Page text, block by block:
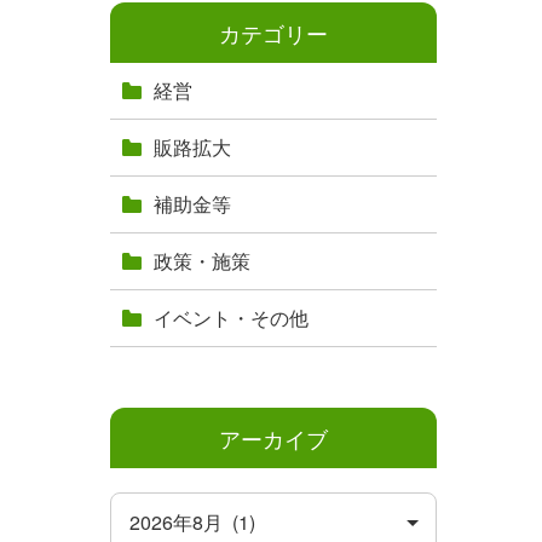
カテゴリー
経営
販路拡大
補助金等
政策・施策
イベント・その他
アーカイブ